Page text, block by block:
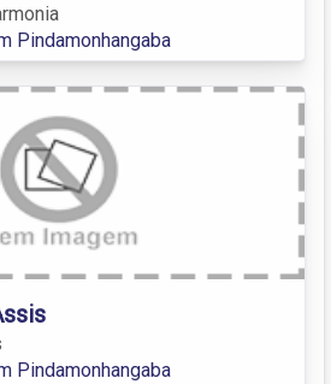
Pindamonhangaba
Pindamonhangaba